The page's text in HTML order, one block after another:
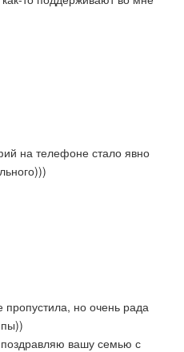
на телефоне стало явно
пропустила, но очень рада
вашу семью с